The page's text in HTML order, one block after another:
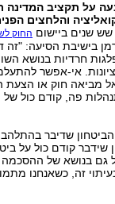
על תקציב המדינה
והלחצים
שנים ביישום החוק
בישיבת הסיעה: "זה
חרדיות בנושא
אי-אפשר
מביאה חוק או הצעת
פה, קודם כול של
שדיבר
קודם כול על
גם בנושא של
בעיתוי זה, כשאנחנו